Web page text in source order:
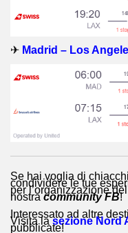
✈ Madrid – Los
Se hai voglia di
condividere le tue
per l’organizzazione
nostracommunity FB!
Interessato ad altre
Visita la sezione Nord
pubblicate!